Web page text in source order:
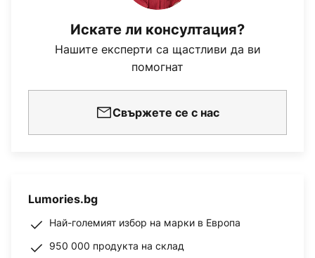
Искате ли консултация?
Нашите експерти са щастливи да ви
помогнат
Свържете се с нас
Lumories.bg
Най-големият избор на марки в Европа
950 000 продукта на склад